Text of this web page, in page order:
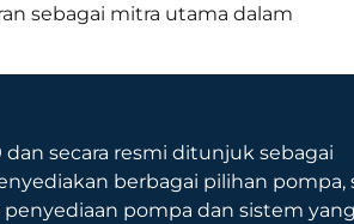
sebagai mitra utama dalam
dan secara resmi ditunjuk sebagai
berbagai pilihan pompa,
pompa dan sistem yang